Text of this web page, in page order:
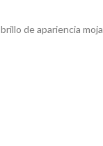
de apariencia